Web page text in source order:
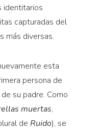
identitarios
capturadas del
más diversas.
esta
persona de
su padre. Como
muertas,
de Ruido), se